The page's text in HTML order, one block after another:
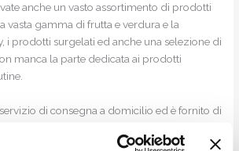
anche un vasto assortimento di prodotti
vasta gamma di frutta e verdura e la
i prodotti surgelati ed anche una selezione di
manca la parte dedicata ai prodotti
di consegna a domicilio ed è fornito di